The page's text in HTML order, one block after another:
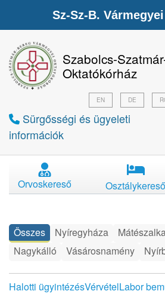
Szabolcs-
Oktatókórház
Sürgősségi és ügyeleti
információk
EN DE
Orvoskereső Osztálykereső
Összes Nyíregyháza
Nagykálló
Vásárosnamény
Halotti ügyintézésVérvételLabor
Sz-Sz-B.